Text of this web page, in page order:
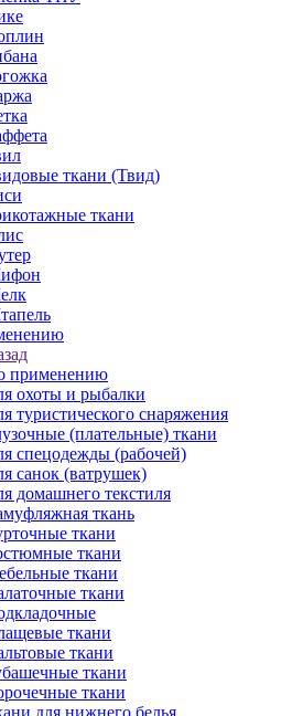
ткани (Твид)
ткани
применению
охоты и рыбалки
туристического снаряжения
(плательные) ткани
спецодежды (рабочей)
санок (ватрушек)
домашнего текстиля
ткань
ткани
ткани
ткани
ткани
ткани
ткани
ткани
ткани
для нижнего белья